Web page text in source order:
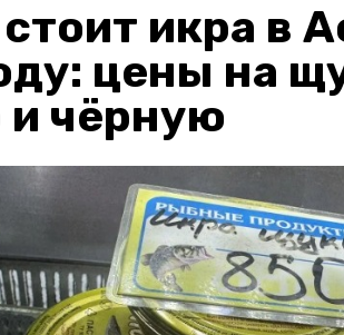
икра в
цены на
чёрную